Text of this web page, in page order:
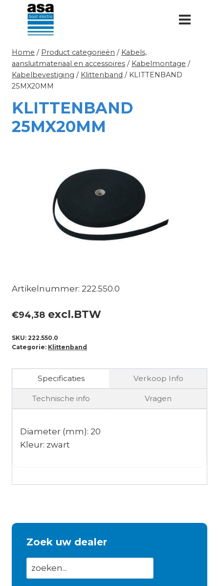
Doorgaan
inhoud
Home / Product categorieën / Kabels,
aansluitmateriaal en accessoires / Kabelmontage /
Kabelbevestiging / Klittenband / KLITTENBAND
25MX20MM
KLITTENBAND
25MX20MM
Artikelnummer: 222.550.0
€94,38 excl.BTW
SKU: 222.550.0
Categorie: Klittenband
Specificaties Verkoop Info
Technische info Vragen
Diameter (mm): 20
Kleur: zwart
Zoek uw dealer